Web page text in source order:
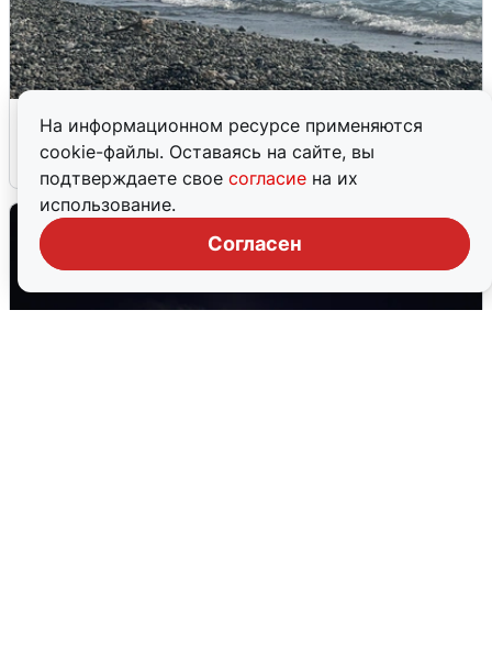
На информационном ресурсе применяются
cookie-файлы. Оставаясь на сайте, вы
подтверждаете свое согласие на их
использование.
Согласен
Сирены в Сочи: новая угроза БПЛА
6 августа 0